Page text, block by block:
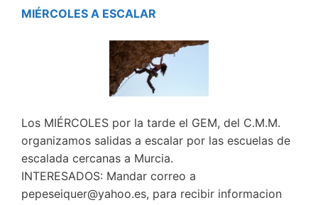
MIÉRCOLES A ESCALAR
Los MIÉRCOLES por la tarde el GEM, del C.M.M.
organizamos salidas a escalar por las escuelas de
escalada cercanas a Murcia.
INTERESADOS: Mandar correo a
pepeseiquer@yahoo.es, para recibir informacion